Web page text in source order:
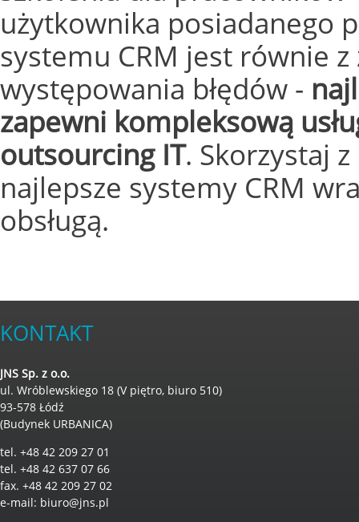
użytkownika posiadanego
systemu CRM jest równie
występowania błędów -
zapewni kompleksową
outsourcing IT. Skorzystaj
najlepsze systemy CRM
obsługą.
KONTAKT
JNS Sp. z o.o.
ul. Wróblewskiego 18 (V piętro, biuro 510)
93-578 Łódź
(Budynek URBANICA)
tel. +48 42 209 27 01
tel. +48 42 637 07 66
fax. +48 42 209 27 02
e-mail: biuro@jns.pl